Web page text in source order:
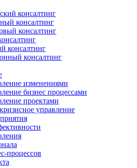
консалтинг
консалтинг
консалтинг
консалтинг
консалтинг
изменениями
бизнес процессами
проектами
управление
процессов